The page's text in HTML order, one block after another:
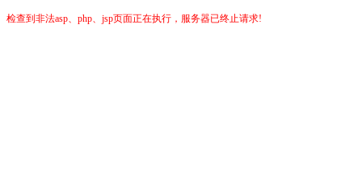
检查到非法asp、php、jsp页面正在执行，服务器已终止请求!